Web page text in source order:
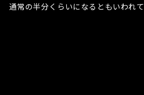
通常の半分くらいになるともいわれて